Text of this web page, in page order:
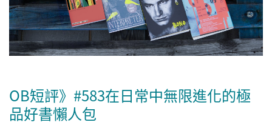
OB短評》#583在日常中無限進化的極
品好書懶人包